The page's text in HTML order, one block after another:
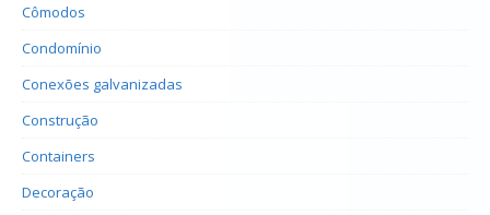
Cômodos
Condomínio
Conexões galvanizadas
Construção
Containers
Decoração